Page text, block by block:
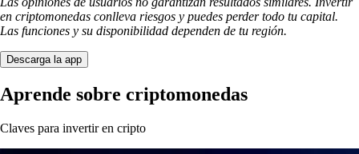
en criptomonedas conlleva riesgos y puedes perder todo tu capital.
Las funciones y su disponibilidad dependen de tu región.
Descarga la app
Aprende sobre criptomonedas
Claves para invertir en cripto